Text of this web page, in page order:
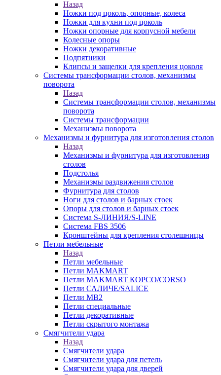
Назад
Ножки под цоколь, опорные, колеса
Ножки для кухни под цоколь
Ножки опорные для корпусной мебели
Колесные опоры
Ножки декоративные
Подпятники
Клипсы и защелки для крепления цоколя
Системы трансформации столов, механизмы
поворота
Назад
Системы трансформации столов, механизмы
поворота
Системы трансформации
Механизмы поворота
Механизмы и фурнитура для изготовления столов
Назад
Механизмы и фурнитура для изготовления
столов
Подстолья
Механизмы раздвижения столов
Фурнитура для столов
Ноги для столов и барных стоек
Опоры для столов и барных стоек
Система S-ЛИНИЯ/S-LINE
Система FBS 3506
Кронштейны для крепления столешницы
Петли мебельные
Назад
Петли мебельные
Петли MAKMART
Петли MAKMART КОРСО/CORSO
Петли САЛИЧЕ/SALICE
Петли MB2
Петли специальные
Петли декоративные
Петли скрытого монтажа
Смягчители удара
Назад
Смягчители удара
Смягчители удара для петель
Смягчители удара для дверей